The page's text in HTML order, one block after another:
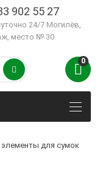
902 55 27
24/7 Могилёв,
место № 30
0
для сумок